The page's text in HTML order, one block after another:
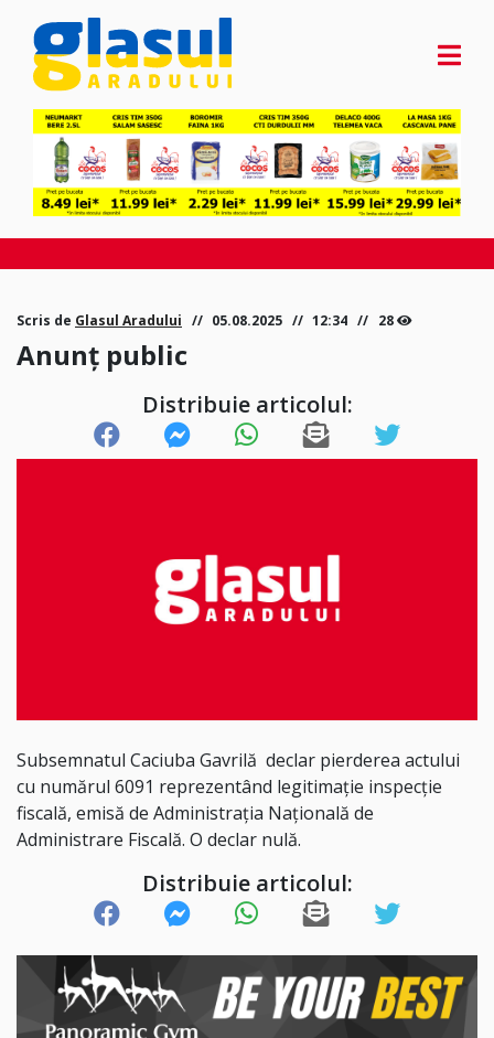
Scris de Glasul Aradului 05.08.2025 12:34 28
Anunț public
Distribuie articolul:
Subsemnatul Caciuba Gavrilă declar pierderea actului
cu numărul 6091 reprezentând legitimație inspecție
fiscală, emisă de Administrația Națională de
Administrare Fiscală. O declar nulă.
Distribuie articolul: